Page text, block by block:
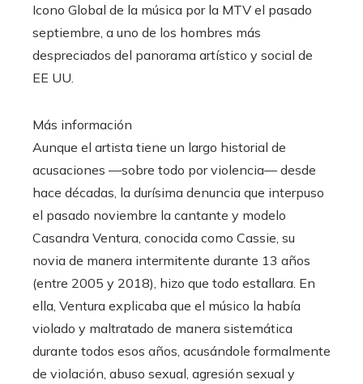
Icono Global de la música por la MTV el pasado
septiembre, a uno de los hombres más
despreciados del panorama artístico y social de
EE UU.
Más información
Aunque el artista tiene un largo historial de
acusaciones —sobre todo por violencia— desde
hace décadas, la durísima denuncia que interpuso
el pasado noviembre la cantante y modelo
Casandra Ventura, conocida como Cassie, su
novia de manera intermitente durante 13 años
(entre 2005 y 2018), hizo que todo estallara. En
ella, Ventura explicaba que el músico la había
violado y maltratado de manera sistemática
durante todos esos años, acusándole formalmente
de violación, abuso sexual, agresión sexual y